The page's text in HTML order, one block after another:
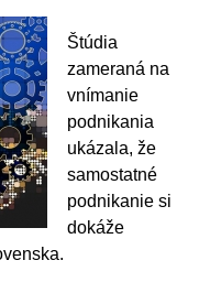
Štúdia
zameraná na
vnímanie
podnikania
ukázala, že
samostatné
podnikanie si
dokáže